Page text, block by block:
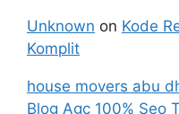
Unknown on Kode
Komplit
house movers abu
Blog Agc 100% Seo